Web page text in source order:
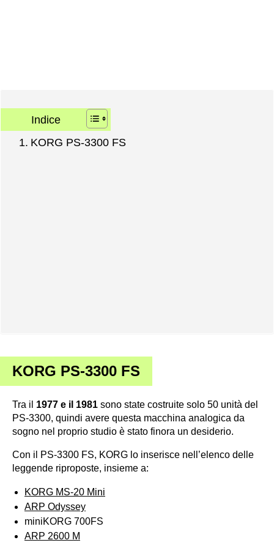
Indice
KORG PS-3300 FS
KORG PS-3300 FS
Tra il 1977 e il 1981 sono state costruite solo 50 unità del
PS-3300, quindi avere questa macchina analogica da
sogno nel proprio studio è stato finora un desiderio.
Con il PS-3300 FS, KORG lo inserisce nell’elenco delle
leggende riproposte, insieme a:
KORG MS-20 Mini
ARP Odyssey
miniKORG 700FS
ARP 2600 M